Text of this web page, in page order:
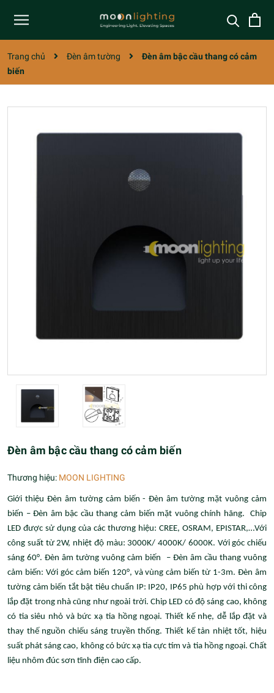
Trang chủ Đèn âm tường
Đèn âm bậc cầu thang có cảm
biến
Đèn âm bậc cầu thang có cảm biến
Thương hiệu: MOON LIGHTING
Giới thiệu Đèn âm tường cảm biến - Đèn âm tường mặt vuông cảm
biến – Đèn âm bậc cầu thang cảm biến mặt vuông chính hãng. Chip
LED được sử dụng của các thương hiệu: CREE, OSRAM, EPISTAR,…Với
công suất từ 2W, nhiệt độ màu: 3000K/ 4000K/ 6000K. Với góc chiếu
sáng 60°. Đèn âm tường vuông cảm biến – Đèn âm cầu thang vuông
cảm biến: Với góc cảm biến 120°, và vùng cảm biến từ 1-3m. Đèn âm
tường cảm biến tắt bật tiêu chuẩn IP: IP20, IP65 phù hợp với thi công
lắp đặt trong nhà cũng như ngoài trời. Chip LED có độ sáng cao, không
có tia siêu nhỏ và bức xạ tia hồng ngoại. Thiết kế nhẹ, dễ lắp đặt và
thay thế nguồn chiếu sáng truyền thống. Thiết kế tản nhiệt tốt, hiệu
suất phát sáng cao, không có bức xạ tia cực tím và tia hồng ngoại. Chất
liệu nhôm đúc sơn tĩnh điện cao cấp.